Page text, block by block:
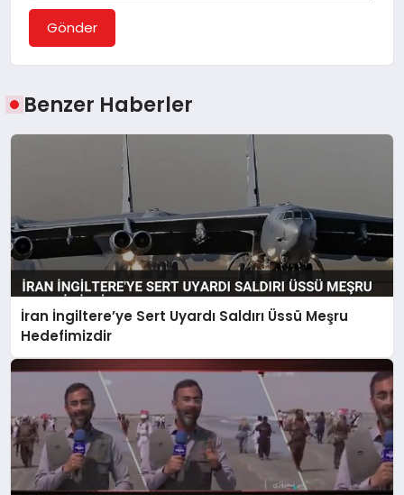
Gönder
Benzer Haberler
İran İngiltere’ye Sert Uyardı Saldırı Üssü Meşru
Hedefimizdir